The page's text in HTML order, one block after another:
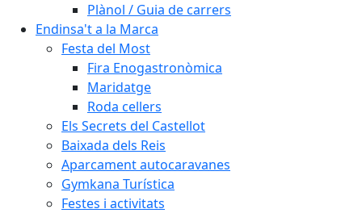
Plànol / Guia de carrers
Endinsa't a la Marca
Festa del Most
Fira Enogastronòmica
Maridatge
Roda cellers
Els Secrets del Castellot
Baixada dels Reis
Aparcament autocaravanes
Gymkana Turística
Festes i activitats